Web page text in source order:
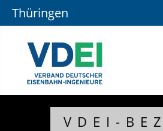
VDEI-
Thüringen